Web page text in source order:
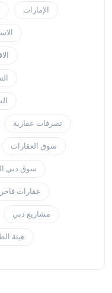
الإمارات
تصرفات عقارية
سوق العقارات
سوق دبي
عقارات
مشاريع دبي
هيئة